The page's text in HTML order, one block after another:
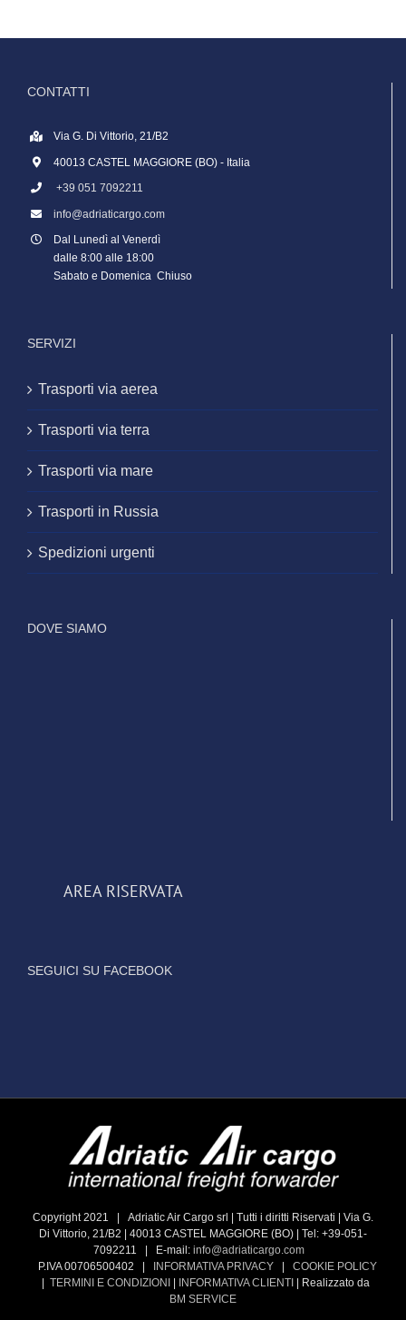
CONTATTI
Via G. Di Vittorio, 21/B2
40013 CASTEL MAGGIORE (BO) - Italia
+39 051 7092211
info@adriaticargo.com
Dal Lunedì al Venerdì
dalle 8:00 alle 18:00
Sabato e Domenica Chiuso
SERVIZI
Trasporti via aerea
Trasporti via terra
Trasporti via mare
Trasporti in Russia
Spedizioni urgenti
DOVE SIAMO
AREA RISERVATA
SEGUICI SU FACEBOOK
Copyright 2021 | Adriatic Air Cargo srl | Tutti i diritti Riservati | Via G.
Di Vittorio, 21/B2 | 40013 CASTEL MAGGIORE (BO) | Tel: +39-051-
7092211 | E-mail: info@adriaticargo.com
P.IVA 00706500402 |
INFORMATIVA PRIVACY| COOKIE POLICY
TERMINI E CONDIZIONI INFORMATIVA CLIENTI
| Realizzato da
BM SERVICE